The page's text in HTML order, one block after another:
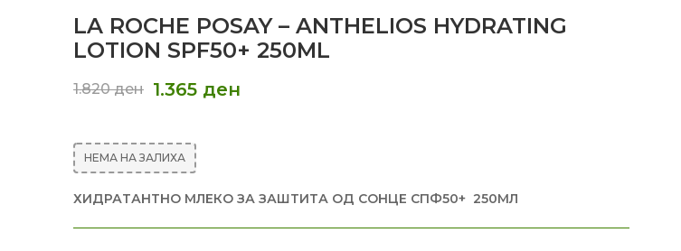
LA ROCHE POSAY – ANTHELIOS HYDRATING
LOTION SPF50+ 250ML
1.820ден 1.365 ден
НЕМА НА ЗАЛИХА
ХИДРАТАНТНО МЛЕКО ЗА ЗАШТИТА ОД СОНЦЕ СПФ50+ 250МЛ